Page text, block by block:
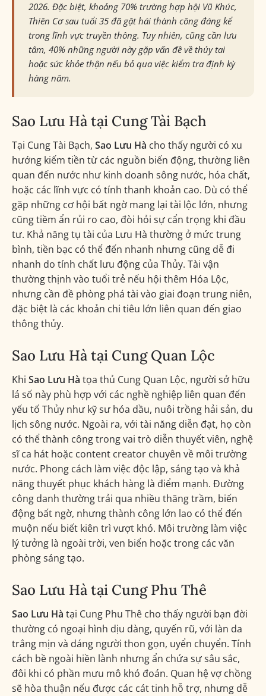
2026. Đặc biệt, khoảng 70% trường hợp hội Vũ Khúc,
Thiên Cơ sau tuổi 35 đã gặt hái thành công đáng kể
trong lĩnh vực truyền thông. Tuy nhiên, cũng cần lưu
tâm, 40% những người này gặp vấn đề về thủy tai
hoặc sức khỏe thận nếu bỏ qua việc kiểm tra định kỳ
hàng năm.
Sao Lưu Hà tại Cung Tài Bạch
Tại Cung Tài Bạch, Sao Lưu Hà cho thấy người có xu
hướng kiếm tiền từ các nguồn biến động, thường liên
quan đến nước như kinh doanh sông nước, hóa chất,
hoặc các lĩnh vực có tính thanh khoản cao. Dù có thể
gặp những cơ hội bất ngờ mang lại tài lộc lớn, nhưng
cũng tiềm ẩn rủi ro cao, đòi hỏi sự cẩn trọng khi đầu
tư. Khả năng tụ tài của Lưu Hà thường ở mức trung
bình, tiền bạc có thể đến nhanh nhưng cũng dễ đi
nhanh do tính chất lưu động của Thủy. Tài vận
thường thịnh vào tuổi trẻ nếu hội thêm Hóa Lộc,
nhưng cần đề phòng phá tài vào giai đoạn trung niên,
đặc biệt là các khoản chi tiêu lớn liên quan đến giao
thông thủy.
Sao Lưu Hà tại Cung Quan Lộc
Khi Sao Lưu Hà tọa thủ Cung Quan Lộc, người sở hữu
lá số này phù hợp với các nghề nghiệp liên quan đến
yếu tố Thủy như kỹ sư hóa dầu, nuôi trồng hải sản, du
lịch sông nước. Ngoài ra, với tài năng diễn đạt, họ còn
có thể thành công trong vai trò diễn thuyết viên, nghệ
sĩ ca hát hoặc content creator chuyên về môi trường
nước. Phong cách làm việc độc lập, sáng tạo và khả
năng thuyết phục khách hàng là điểm mạnh. Đường
công danh thường trải qua nhiều thăng trầm, biến
động bất ngờ, nhưng thành công lớn lao có thể đến
muộn nếu biết kiên trì vượt khó. Môi trường làm việc
lý tưởng là ngoài trời, ven biển hoặc trong các văn
phòng sáng tạo.
Sao Lưu Hà tại Cung Phu Thê
Sao Lưu Hà tại Cung Phu Thê cho thấy người bạn đời
thường có ngoại hình dịu dàng, quyến rũ, với làn da
trắng mịn và dáng người thon gọn, uyển chuyển. Tính
cách bề ngoài hiền lành nhưng ẩn chứa sự sâu sắc,
đôi khi có phần mưu mô khó đoán. Quan hệ vợ chồng
sẽ hòa thuận nếu được các cát tinh hỗ trợ, nhưng dễ